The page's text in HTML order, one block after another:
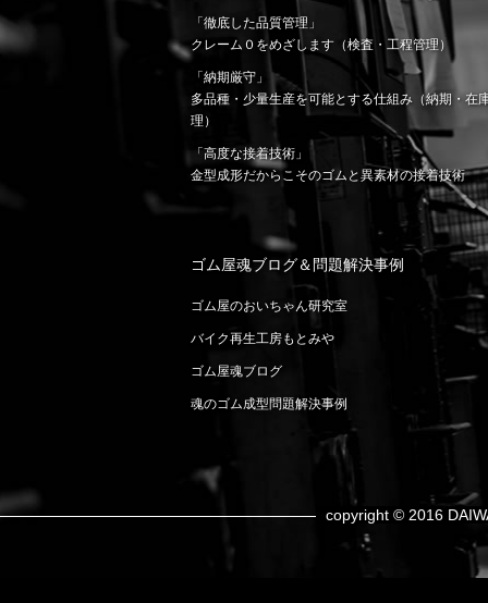
「徹底した品質管理」
クレーム０をめざします（検査・工程管理）
「納期厳守」
多品種・少量生産を可能とする仕組み（納期・在
理）
「高度な接着技術」
金型成形だからこそのゴムと異素材の接着技術
ゴム屋魂ブログ＆問題解決事例
ゴム屋のおいちゃん研究室
バイク再生工房もとみや
ゴム屋魂ブログ
魂のゴム成型問題解決事例
copyright © 2016